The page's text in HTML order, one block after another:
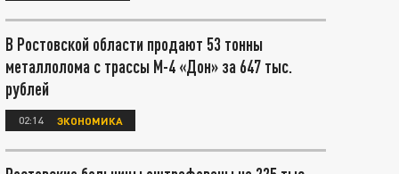
В Ростовской области продают 53 тонны
металлолома с трассы М-4 «Дон» за 647 тыс.
рублей
02:14 ЭКОНОМИКА